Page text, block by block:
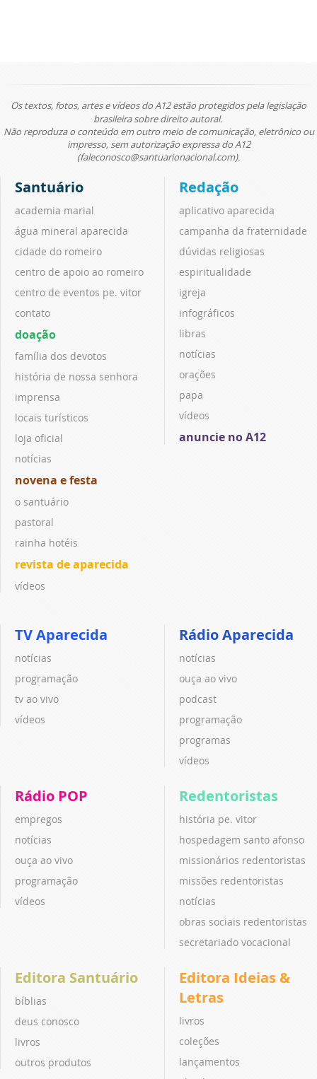
Os textos, fotos, artes e vídeos do A12 estão protegidos pela legislação
brasileira sobre direito autoral.
Não reproduza o conteúdo em outro meio de comunicação, eletrônico ou
impresso, sem autorização expressa do A12
(faleconosco@santuarionacional.com).
Santuário
academia marial
água mineral aparecida
cidade do romeiro
centro de apoio ao romeiro
centro de eventos pe. vitor
contato
doação
família dos devotos
história de nossa senhora
imprensa
locais turísticos
loja oficial
notícias
novena e festa
o santuário
pastoral
rainha hotéis
revista de aparecida
vídeos
Redação
aplicativo aparecida
campanha da fraternidade
dúvidas religiosas
espiritualidade
igreja
infográficos
libras
notícias
orações
papa
vídeos
anuncie no A12
TV Aparecida
notícias
programação
tv ao vivo
vídeos
Rádio Aparecida
notícias
ouça ao vivo
podcast
programação
programas
vídeos
Rádio POP
empregos
notícias
ouça ao vivo
programação
vídeos
Redentoristas
história pe. vitor
hospedagem santo afonso
missionários redentoristas
missões redentoristas
notícias
obras sociais redentoristas
secretariado vocacional
Editora Santuário
bíblias
deus conosco
livros
outros produtos
Editora Ideias &
Letras
livros
coleções
lançamentos